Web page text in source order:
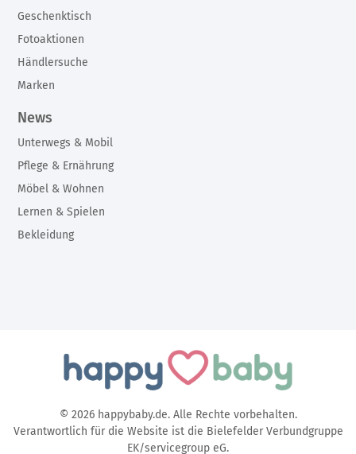
Geschenktisch
Fotoaktionen
Händlersuche
Marken
News
Unterwegs & Mobil
Pflege & Ernährung
Möbel & Wohnen
Lernen & Spielen
Bekleidung
© 2026 happybaby.de. Alle Rechte vorbehalten.
Verantwortlich für die Website ist die Bielefelder Verbundgruppe
EK/servicegroup eG.